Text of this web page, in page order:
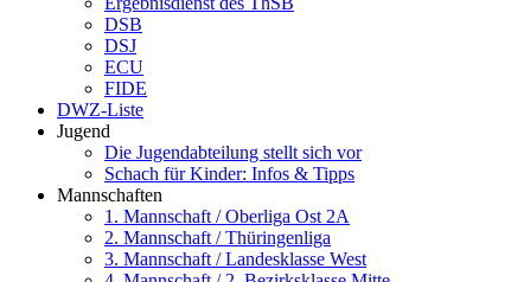
DSB
DSJ
ECU
FIDE
DWZ-Liste
Jugend
Die Jugendabteilung stellt sich vor
Schach für Kinder: Infos & Tipps
Mannschaften
1. Mannschaft / Oberliga Ost 2A
2. Mannschaft / Thüringenliga
3. Mannschaft / Landesklasse West